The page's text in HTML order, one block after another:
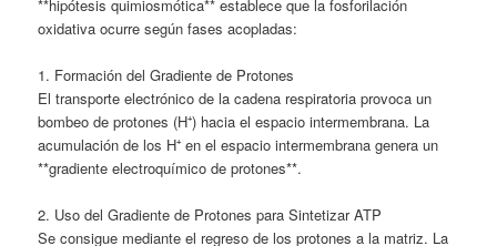
**hipótesis quimiosmótica** establece que la fosforilación
oxidativa ocurre según fases acopladas:
1. Formación del Gradiente de Protones
El transporte electrónico de la cadena respiratoria provoca un
bombeo de protones (H⁺) hacia el espacio intermembrana. La
acumulación de los H⁺ en el espacio intermembrana genera un
**gradiente electroquímico de protones**.
2. Uso del Gradiente de Protones para Sintetizar ATP
Se consigue mediante el regreso de los protones a la matriz. La